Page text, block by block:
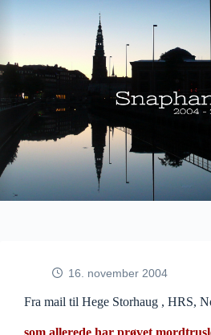
16. november 2004
Fra mail til Hege Storhaug , HRS,
som allerede har prøvet